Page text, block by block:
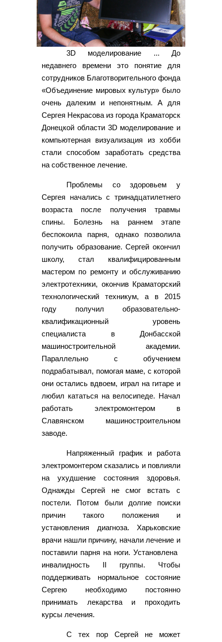
3D моделирование ... До
недавнего времени это понятие для
сотрудников Благотворительного фонда
«Объединение мировых культур» было
очень далеким и непонятным. А для
Сергея Некрасова из города Краматорск
Донецкой области 3D моделирование и
компьютерная визуализация из хобби
стали способом заработать средства
на собственное лечение.
Проблемы со здоровьем у
Сергея начались с тринадцатилетнего
возраста после получения травмы
спины. Болезнь на раннем этапе
беспокоила парня, однако позволила
получить образование. Сергей окончил
школу, стал квалифицированным
мастером по ремонту и обслуживанию
электротехники, окончив Краматорский
технологический техникум, а в 2015
году получил образовательно-
квалификационный уровень
специалиста в Донбасской
машиностроительной академии.
Параллельно с обучением
подрабатывал, помогая маме, с которой
они остались вдвоем, играл на гитаре и
любил кататься на велосипеде. Начал
работать электромонтером в
Славянском машиностроительном
заводе.
Напряженный график и работа
электромонтером сказались и повлияли
на ухудшение состояния здоровья.
Однажды Сергей не смог встать с
постели. Потом были долгие поиски
причин такого положения и
установления диагноза. Харьковские
врачи нашли причину, начали лечение и
поставили парня на ноги. Установлена ​​
инвалидность II группы. Чтобы
поддерживать нормальное состояние
Сергею необходимо постоянно
принимать лекарства и проходить
курсы лечения.
С тех пор Сергей не может